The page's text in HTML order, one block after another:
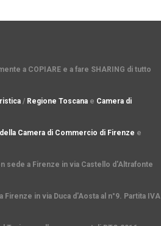
a COPIARE e a fare SHARING di tutto
/ Regione Toscanae Camera di
Camera di Commercio di Firenze e
sede a Firenze in via Castello d'Altrafonte
in via Duca d'Aosta al n°9. Partita IVA